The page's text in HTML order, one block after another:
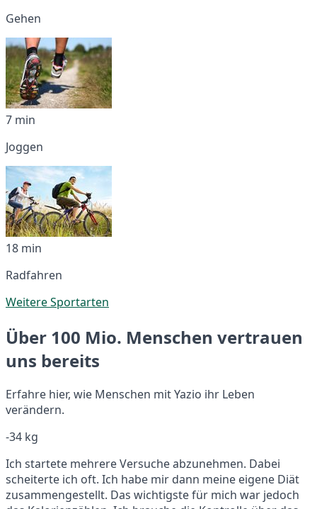
Gehen
7 min
Joggen
18 min
Radfahren
Weitere Sportarten
Über 100 Mio. Menschen vertrauen
uns bereits
Erfahre hier, wie Menschen mit Yazio ihr Leben
verändern.
-34 kg
Ich startete mehrere Versuche abzunehmen. Dabei
scheiterte ich oft. Ich habe mir dann meine eigene Diät
zusammengestellt. Das wichtigste für mich war jedoch